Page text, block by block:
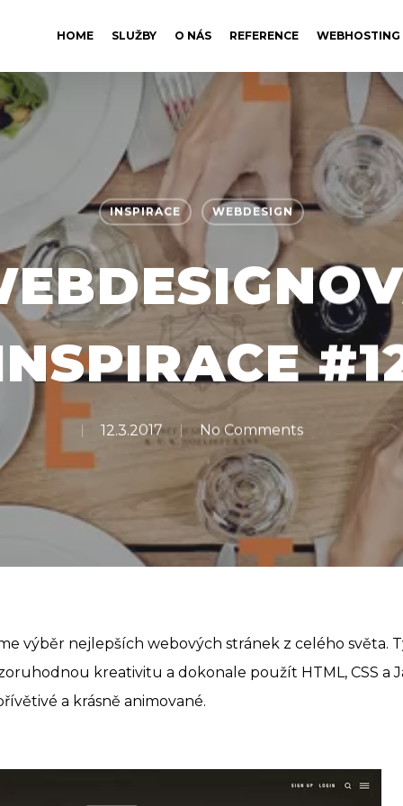
HOME SLUŽBY O NÁS REFERENCE WEBHOSTING
INSPIRACE WEBDESIGN
12.3.2017 No Comments
výběr nejlepších webových stránek z celého světa.
kreativitu a dokonale použít HTML, CSS a
a krásně animované.